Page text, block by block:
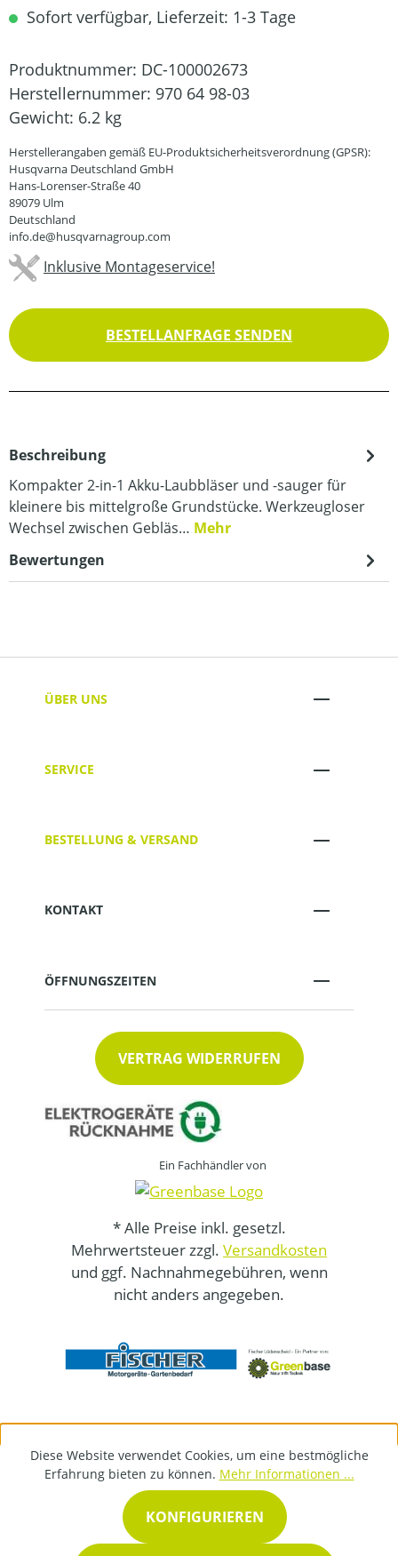
Sofort verfügbar, Lieferzeit: 1-3 Tage
Produktnummer: DC-100002673
Herstellernummer: 970 64 98-03
Gewicht: 6.2 kg
Herstellerangaben gemäß EU-Produktsicherheitsverordnung (GPSR):
Husqvarna Deutschland GmbH
Hans-Lorenser-Straße 40
89079 Ulm
Deutschland
info.de@husqvarnagroup.com
Inklusive Montageservice!
BESTELLANFRAGE SENDEN
Beschreibung
Kompakter 2-in-1 Akku-Laubbläser und -sauger für
kleinere bis mittelgroße Grundstücke. Werkzeugloser
Wechsel zwischen Gebläs… Mehr
Bewertungen
ÜBER UNS
SERVICE
BESTELLUNG & VERSAND
KONTAKT
ÖFFNUNGSZEITEN
VERTRAG WIDERRUFEN
Ein Fachhändler von
* Alle Preise inkl. gesetzl.
Mehrwertsteuer zzgl. Versandkosten
und ggf. Nachnahmegebühren, wenn
nicht anders angegeben.
Diese Website verwendet Cookies, um eine bestmögliche
Erfahrung bieten zu können. Mehr Informationen ...
KONFIGURIEREN